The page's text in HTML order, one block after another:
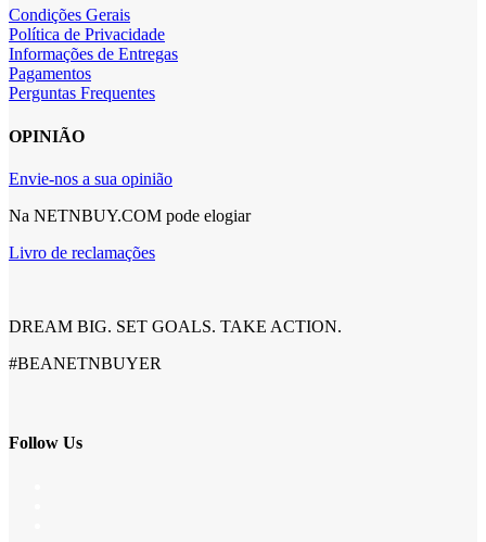
Condições Gerais
Política de Privacidade
Informações de Entregas
Pagamentos
Perguntas Frequentes
OPINIÃO
Envie-nos a sua opinião
Na NETNBUY.COM pode elogiar
Livro de reclamações
DREAM BIG. SET GOALS. TAKE ACTION.
#BEANETNBUYER
Follow Us